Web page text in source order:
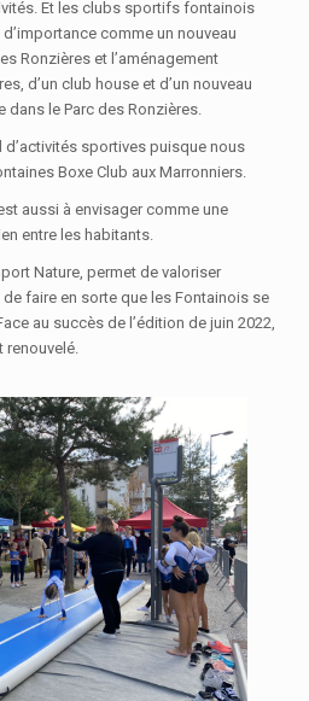
Et les clubs sportifs fontainois
comme un nouveau
Ronzières et l’aménagement
d’un club house et d’un nouveau
le Parc des Ronzières.
sportives puisque nous
Boxe Club aux Marronniers.
aussi à envisager comme une
entre les habitants.
Nature, permet de valoriser
faire en sorte que les Fontainois se
au succès de l’édition de juin 2022,
renouvelé.